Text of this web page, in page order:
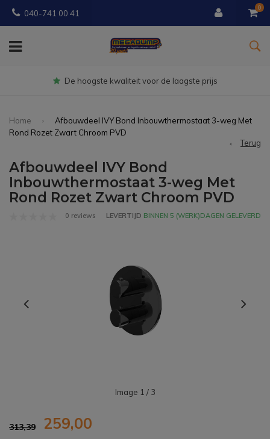
040-741 00 41
0
Gratisbezorgd vanaf € 150
Home
Afbouwdeel IVY Bond Inbouwthermostaat 3-weg Met
Rond Rozet Zwart Chroom PVD
Terug
Afbouwdeel IVY Bond
Inbouwthermostaat 3-weg Met
Rond Rozet Zwart Chroom PVD
0 reviews LEVERTIJD BINNEN 5 (WERK)DAGEN GELEVERD
Image 1 / 3
313,39 259,00